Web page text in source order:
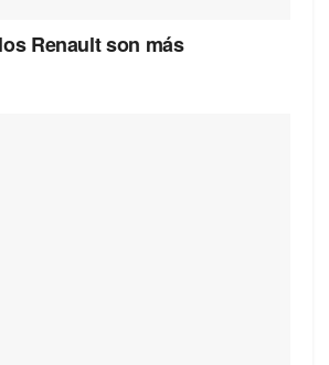
Renault son más